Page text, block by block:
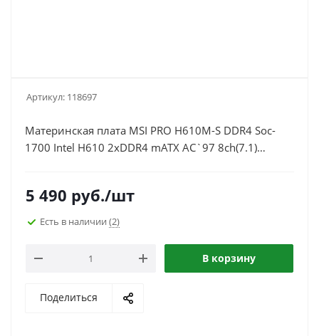
Артикул: 118697
Материнская плата MSI PRO H610M-S DDR4 Soc-
1700 Intel H610 2xDDR4 mATX AC`97 8ch(7.1)
5 490 руб./шт
Есть в наличии (2)
В корзину
Поделиться